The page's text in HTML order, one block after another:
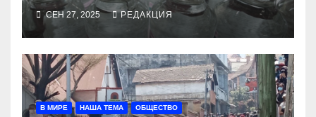
СЕН 27, 2025 РЕДАКЦИЯ
В МИРЕ НАША ТЕМА ОБЩЕСТВО